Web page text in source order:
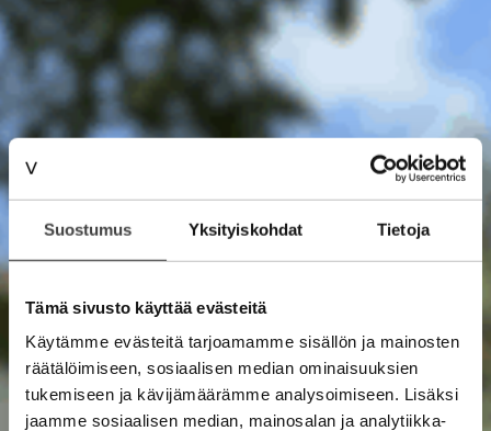
Suostumus Yksityiskohdat Tietoja
Tämä sivusto käyttää evästeitä
Käytämme evästeitä tarjoamamme sisällön ja mainosten
räätälöimiseen, sosiaalisen median ominaisuuksien
tukemiseen ja kävijämäärämme analysoimiseen. Lisäksi
jaamme sosiaalisen median, mainosalan ja analytiikka-